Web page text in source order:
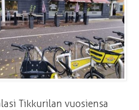
Tikkurilan vuosiensa